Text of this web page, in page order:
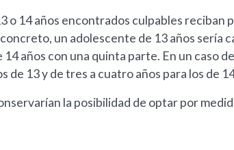
o 14 años encontrados culpables reciban
un adolescente de 13 años sería
años con una quinta parte. En un caso
de 13 y de tres a cuatro años para los de
la posibilidad de optar por